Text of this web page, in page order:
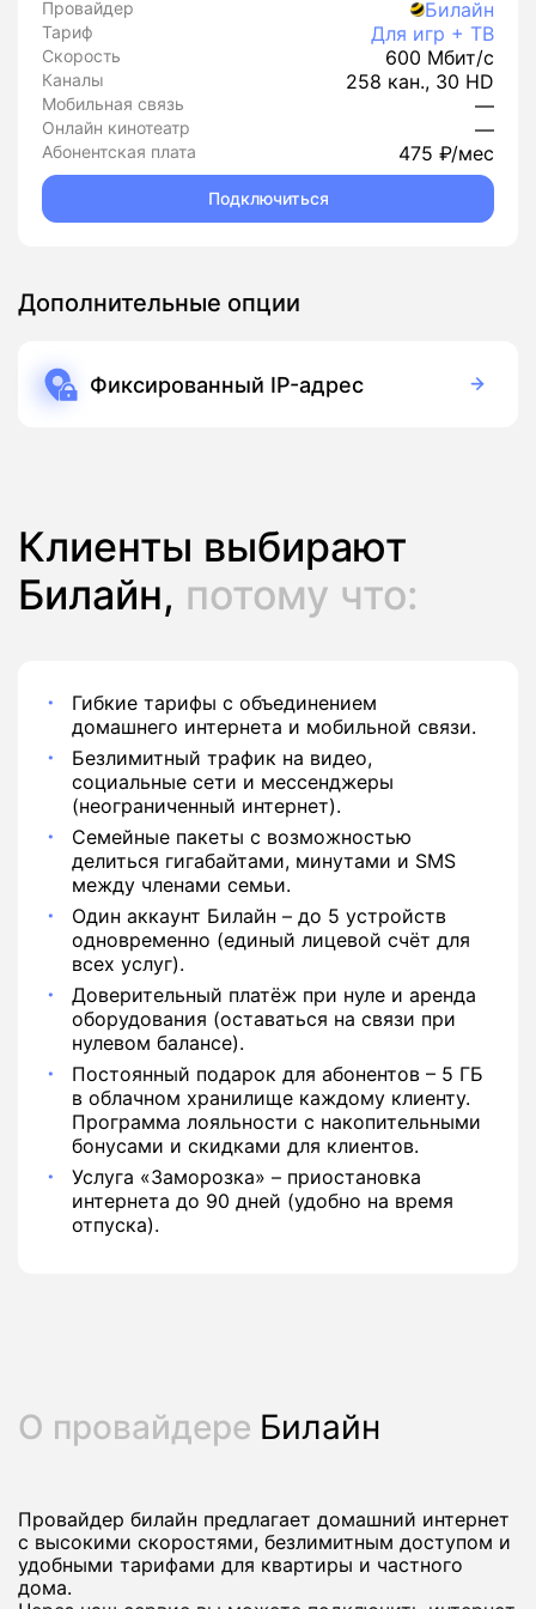
Провайдер Билайн
Тариф Для игр + ТВ
Скорость 600 Мбит/с
Каналы 258 кан., 30 HD
Мобильная связь —
Онлайн кинотеатр —
Абонентская плата 475 ₽/мес
Подключиться
Дополнительные опции
Фиксированный IP-адрес
Клиенты выбирают
Билайн, потому что:
Гибкие тарифы с объединением
домашнего интернета и мобильной связи.
Безлимитный трафик на видео,
социальные сети и мессенджеры
(неограниченный интернет).
Семейные пакеты с возможностью
делиться гигабайтами, минутами и SMS
между членами семьи.
Один аккаунт Билайн – до 5 устройств
одновременно (единый лицевой счёт для
всех услуг).
Доверительный платёж при нуле и аренда
оборудования (оставаться на связи при
нулевом балансе).
Постоянный подарок для абонентов – 5 ГБ
в облачном хранилище каждому клиенту.
Программа лояльности с накопительными
бонусами и скидками для клиентов.
Услуга «Заморозка» – приостановка
интернета до 90 дней (удобно на время
отпуска).
О провайдере Билайн
Провайдер билайн предлагает домашний интернет
с высокими скоростями, безлимитным доступом и
удобными тарифами для квартиры и частного
дома.